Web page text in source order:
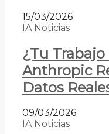
15/03/2026
IA Noticias
¿Tu Trabajo
Anthropic
Datos
09/03/2026
IA Noticias